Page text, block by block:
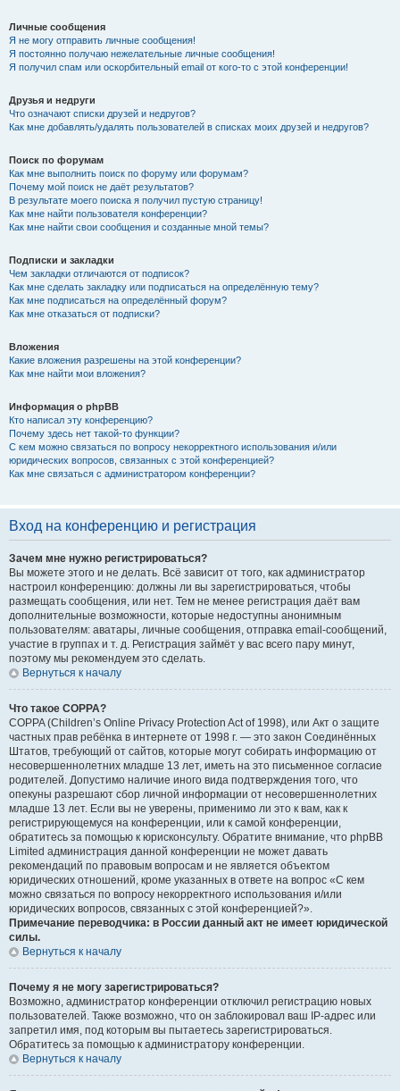
Личные сообщения
Я не могу отправить личные сообщения!
Я постоянно получаю нежелательные личные сообщения!
Я получил спам или оскорбительный email от кого-то с этой конференции!
Друзья и недруги
Что означают списки друзей и недругов?
Как мне добавлять/удалять пользователей в списках моих друзей и недругов?
Поиск по форумам
Как мне выполнить поиск по форуму или форумам?
Почему мой поиск не даёт результатов?
В результате моего поиска я получил пустую страницу!
Как мне найти пользователя конференции?
Как мне найти свои сообщения и созданные мной темы?
Подписки и закладки
Чем закладки отличаются от подписок?
Как мне сделать закладку или подписаться на определённую тему?
Как мне подписаться на определённый форум?
Как мне отказаться от подписки?
Вложения
Какие вложения разрешены на этой конференции?
Как мне найти мои вложения?
Информация о phpBB
Кто написал эту конференцию?
Почему здесь нет такой-то функции?
С кем можно связаться по вопросу некорректного использования и/или
юридических вопросов, связанных с этой конференцией?
Как мне связаться с администратором конференции?
Вход на конференцию и регистрация
Зачем мне нужно регистрироваться?
Вы можете этого и не делать. Всё зависит от того, как администратор
настроил конференцию: должны ли вы зарегистрироваться, чтобы
размещать сообщения, или нет. Тем не менее регистрация даёт вам
дополнительные возможности, которые недоступны анонимным
пользователям: аватары, личные сообщения, отправка email-сообщений,
участие в группах и т. д. Регистрация займёт у вас всего пару минут,
поэтому мы рекомендуем это сделать.
Вернуться к началу
Что такое COPPA?
COPPA (Children’s Online Privacy Protection Act of 1998), или Акт о защите
частных прав ребёнка в интернете от 1998 г. — это закон Соединённых
Штатов, требующий от сайтов, которые могут собирать информацию от
несовершеннолетних младше 13 лет, иметь на это письменное согласие
родителей. Допустимо наличие иного вида подтверждения того, что
опекуны разрешают сбор личной информации от несовершеннолетних
младше 13 лет. Если вы не уверены, применимо ли это к вам, как к
регистрирующемуся на конференции, или к самой конференции,
обратитесь за помощью к юрисконсульту. Обратите внимание, что phpBB
Limited администрация данной конференции не может давать
рекомендаций по правовым вопросам и не является объектом
юридических отношений, кроме указанных в ответе на вопрос «С кем
можно связаться по вопросу некорректного использования и/или
юридических вопросов, связанных с этой конференцией?».
Примечание переводчика: в России данный акт не имеет юридической
силы.
Вернуться к началу
Почему я не могу зарегистрироваться?
Возможно, администратор конференции отключил регистрацию новых
пользователей. Также возможно, что он заблокировал ваш IP-адрес или
запретил имя, под которым вы пытаетесь зарегистрироваться.
Обратитесь за помощью к администратору конференции.
Вернуться к началу